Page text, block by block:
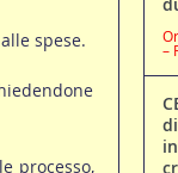
spese.
processo,
–